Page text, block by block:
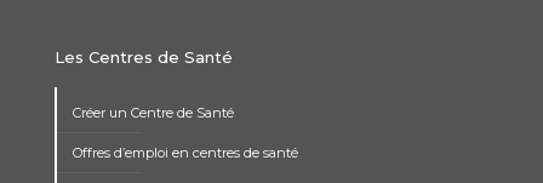
Les Centres de Santé
Créer un Centre de Santé
Offres d’emploi en centres de santé